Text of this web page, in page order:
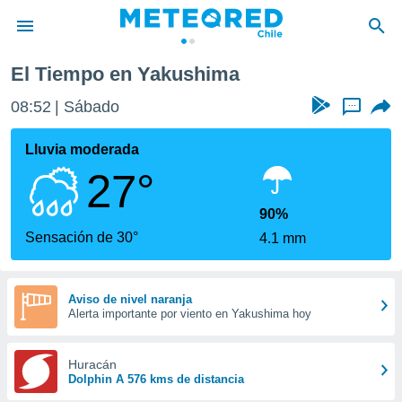
de
por
se
calidad.
a este
las
y
digital
basada
El Tiempo en Yakushima
08:52 Sábado ...
Lluvia moderada
27°
Sensación de 30°
90%
4.1 mm
Aviso de nivel naranja
Alerta importante por viento en Yakushima hoy
Huracán
Dolphin A 576 kms de distancia